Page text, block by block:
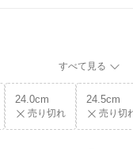
すべて見る
24.0cm
売り切れ
24.5cm
売り切